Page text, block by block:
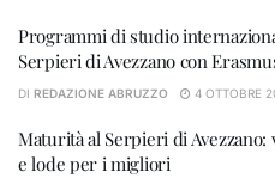
Programmi di studio
Serpieri di Avezzano con
DI REDAZIONE ABRUZZO 4 OTTOBRE
Maturità al Serpieri di Avezzano:
e lode per i migliori